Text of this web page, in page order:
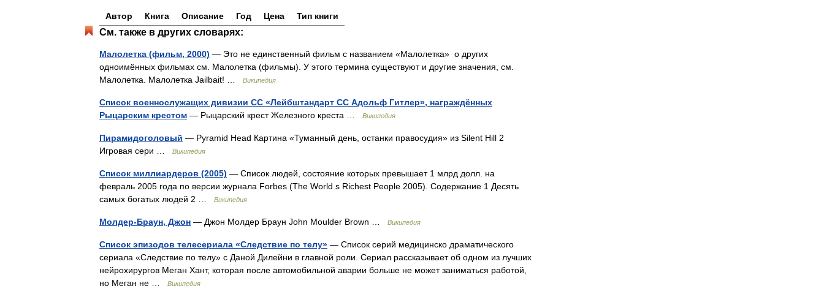
Автор Книга Описание Год Цена Тип книги
См. также в других словарях:
Малолетка (фильм, 2000) — Это не единственный фильм с названием «Малолетка» о других
одноимённых фильмах см. Малолетка (фильмы). У этого термина существуют и другие значения, см.
Малолетка. Малолетка Jailbait! …
Википедия
Список военнослужащих дивизии СС «Лейбштандарт СС Адольф Гитлер», награждённых
Рыцарским крестом — Рыцарский крест Железного креста … Википедия
Пирамидоголовый — Pyramid Head Картина «Туманный день, останки правосудия» из Silent Hill 2
Игровая сери …
Википедия
Список миллиардеров (2005) — Список людей, состояние которых превышает 1 млрд долл. на
февраль 2005 года по версии журнала Forbes (The World s Richest People 2005). Содержание 1 Десять
самых богатых людей 2 …
Википедия
Молдер-Браун, Джон — Джон Молдер Браун John Moulder Brown … Википедия
Список эпизодов телесериала «Следствие по телу» — Список серий медицинско драматического
сериала «Следствие по телу» с Даной Дилейни в главной роли. Сериал рассказывает об одном из лучших
нейрохирургов Меган Хант, которая после автомобильной аварии больше не может заниматься работой,
но Меган не …
Википедия